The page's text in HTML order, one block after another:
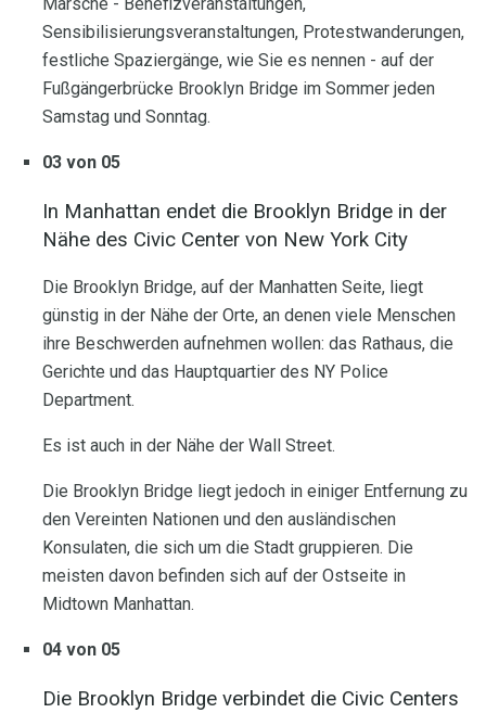
Sensibilisierungsveranstaltungen, Protestwanderungen,
festliche Spaziergänge, wie Sie es nennen - auf der
Fußgängerbrücke Brooklyn Bridge im Sommer jeden
Samstag und Sonntag.
03 von 05
In Manhattan endet die Brooklyn Bridge in der
Nähe des Civic Center von New York City
Die Brooklyn Bridge, auf der Manhatten Seite, liegt
günstig in der Nähe der Orte, an denen viele Menschen
ihre Beschwerden aufnehmen wollen: das Rathaus, die
Gerichte und das Hauptquartier des NY Police
Department.
Es ist auch in der Nähe der Wall Street.
Die Brooklyn Bridge liegt jedoch in einiger Entfernung zu
den Vereinten Nationen und den ausländischen
Konsulaten, die sich um die Stadt gruppieren. Die
meisten davon befinden sich auf der Ostseite in
Midtown Manhattan.
04 von 05
Die Brooklyn Bridge verbindet die Civic Centers